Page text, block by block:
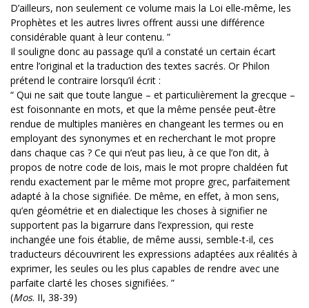
D’ailleurs, non seulement ce volume mais la Loi elle-même, les
Prophètes et les autres livres offrent aussi une différence
considérable quant à leur contenu. ”
Il souligne donc au passage qu’il a constaté un certain écart
entre l’original et la traduction des textes sacrés. Or Philon
prétend le contraire lorsqu’il écrit :
“ Qui ne sait que toute langue – et particulièrement la grecque –
est foisonnante en mots, et que la même pensée peut-être
rendue de multiples manières en changeant les termes ou en
employant des synonymes et en recherchant le mot propre
dans chaque cas ? Ce qui n’eut pas lieu, à ce que l’on dit, à
propos de notre code de lois, mais le mot propre chaldéen fut
rendu exactement par le même mot propre grec, parfaitement
adapté à la chose signifiée. De même, en effet, à mon sens,
qu’en géométrie et en dialectique les choses à signifier ne
supportent pas la bigarrure dans l’expression, qui reste
inchangée une fois établie, de même aussi, semble-t-il, ces
traducteurs découvrirent les expressions adaptées aux réalités à
exprimer, les seules ou les plus capables de rendre avec une
parfaite clarté les choses signifiées. ”
(Mos. II, 38-39)